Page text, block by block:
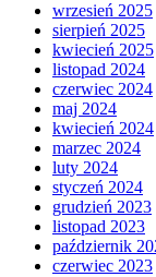
wrzesień 2025
sierpień 2025
kwiecień 2025
listopad 2024
czerwiec 2024
maj 2024
kwiecień 2024
marzec 2024
luty 2024
styczeń 2024
grudzień 2023
listopad 2023
październik
czerwiec 2023